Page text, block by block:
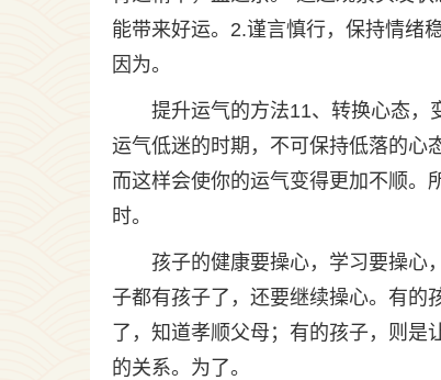
能带来好运。2.谨言慎行，保持情绪
因为。
提升运气的方法11、转换心态，
运气低迷的时期，不可保持低落的心
而这样会使你的运气变得更加不顺。
时。
孩子的健康要操心，学习要操心
子都有孩子了，还要继续操心。有的
了，知道孝顺父母；有的孩子，则
的关系。为了。